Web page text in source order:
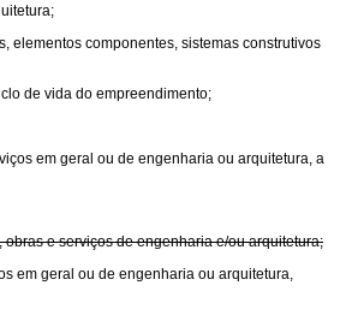
elementos componentes, sistemas construtivos
de vida do empreendimento;
em geral ou de engenharia ou arquitetura, a
e serviços de engenharia e/ou arquitetura;
em geral ou de engenharia ou arquitetura,